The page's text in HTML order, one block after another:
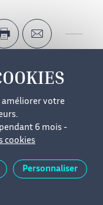
de ce document.
Niveau 3
améliorer votre
6 mois -
cookies
Personnaliser